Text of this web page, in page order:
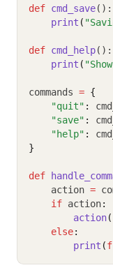
def cmd_save():
print (
def cmd_help():
print (
commands = {
"quit" :
"save" :
"help" :
}
def
    action
=
if action:
action
else:
print (f